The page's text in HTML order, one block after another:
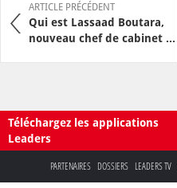
ARTICLE PRÉCÉDENT
Qui est Lassaad Boutara,
nouveau chef de cabinet ...
Téléchargez les applications
Leaders
PARTENAIRES DOSSIERS LEADERS TV